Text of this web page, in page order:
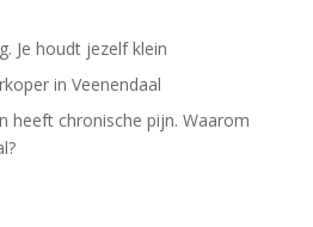
Je houdt jezelf klein
in Veenendaal
heeft chronische pijn. Waarom